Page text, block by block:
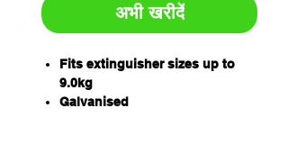
अभी खरीदें
Fits extinguisher sizes up to
9.0kg
Galvanised